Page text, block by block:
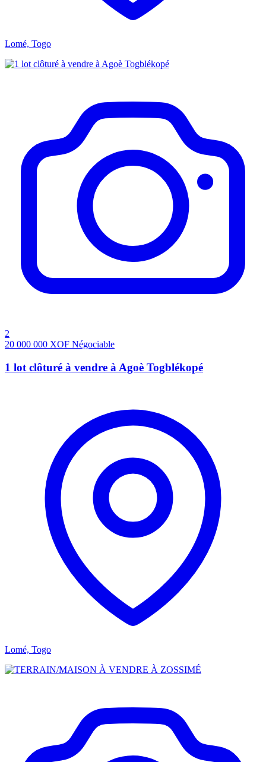
Lomé, Togo
2
20 000 000 XOF Négociable
1 lot clôturé à vendre à Agoè Togblékopé
Lomé, Togo